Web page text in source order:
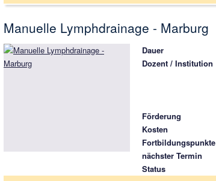
Manuelle Lymphdrainage - Marburg
Dauer
Dozent / Institution
Förderung
Kosten
Fortbildungspunkte
nächster Termin
Status